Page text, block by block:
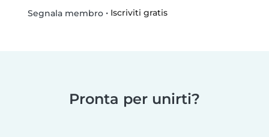
Segnala membro• Iscriviti gratis
Pronta per unirti?